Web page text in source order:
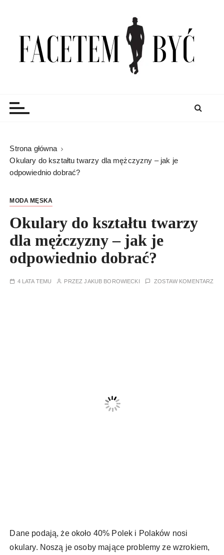
Strona główna
Okulary do kształtu twarzy dla mężczyzny – jak je
odpowiednio dobrać?
MODA MĘSKA
Okulary do kształtu twarzy
dla mężczyzny – jak je
odpowiednio dobrać?
4 LATA TEMU PRZEZJAKUB BOROWIECKI ZOSTAW KOMENTARZ
Dane podają, że około 40% Polek i Polaków nosi
okulary. Noszą je osoby mające problemy ze wzrokiem,